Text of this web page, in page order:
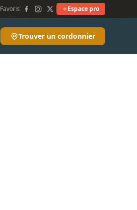
Favoris Espace pro
Trouver un cordonnier